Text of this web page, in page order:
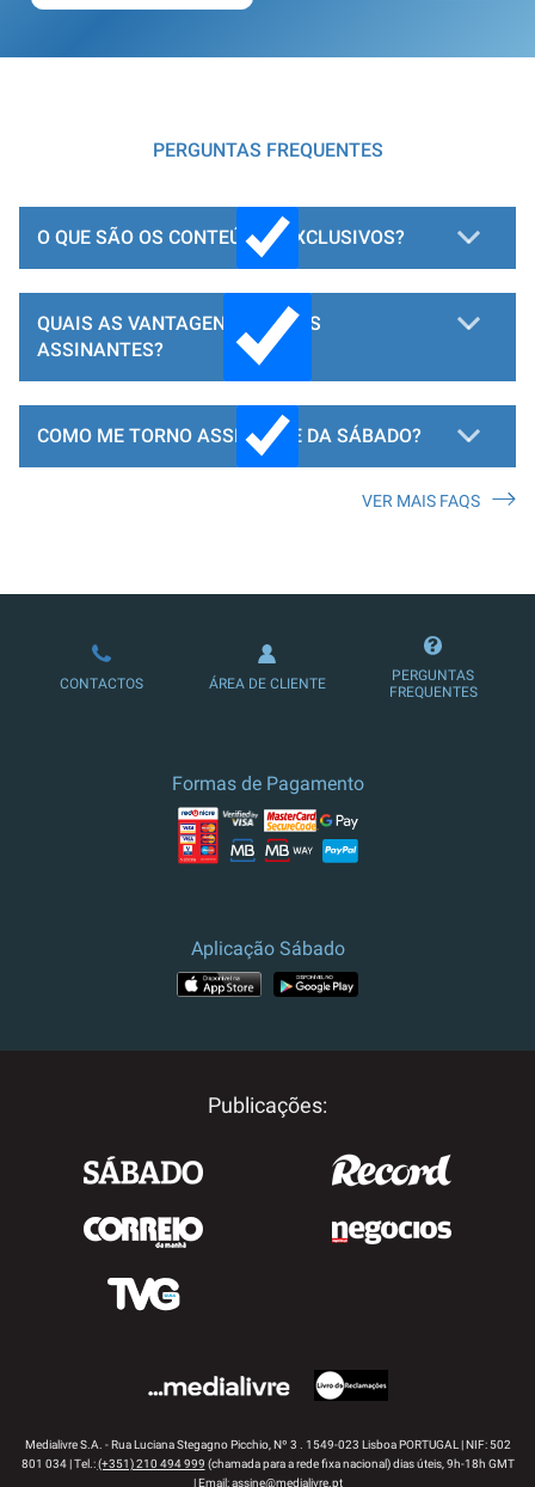
PERGUNTAS FREQUENTES
O QUE SÃO OS CONTEÚDOS EXCLUSIVOS?
QUAIS AS VANTAGENS PARA OS
ASSINANTES?
COMO ME TORNO ASSINANTE DA SÁBADO?
LOJA DE ASSINATURAS
VER MAIS FAQS
CONTACTOS ÁREA DE CLIENTE
PERGUNTAS
FREQUENTES
Formas de Pagamento
Aplicação Sábado
Publicações:
Medialivre S.A. - Rua Luciana Stegagno Picchio, Nº 3 . 1549-023 Lisboa PORTUGAL | NIF: 502
801 034 | Tel.:(+351) 210 494 999 (chamada para a rede fixa nacional) dias úteis, 9h-18h GMT
| Email:assine@medialivre.pt